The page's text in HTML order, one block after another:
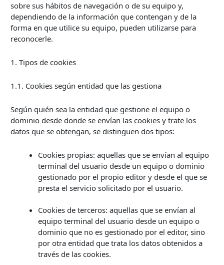
sobre sus hábitos de navegación o de su equipo y,
dependiendo de la información que contengan y de la
forma en que utilice su equipo, pueden utilizarse para
reconocerle.
1. Tipos de cookies
1.1. Cookies según entidad que las gestiona
Según quién sea la entidad que gestione el equipo o
dominio desde donde se envían las cookies y trate los
datos que se obtengan, se distinguen dos tipos:
Cookies propias: aquellas que se envían al equipo
terminal del usuario desde un equipo o dominio
gestionado por el propio editor y desde el que se
presta el servicio solicitado por el usuario.
Cookies de terceros: aquellas que se envían al
equipo terminal del usuario desde un equipo o
dominio que no es gestionado por el editor, sino
por otra entidad que trata los datos obtenidos a
través de las cookies.